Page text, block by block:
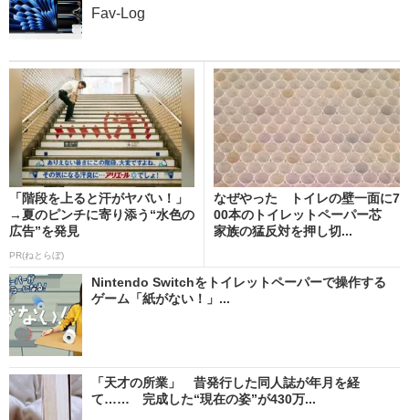
Fav-Log
「階段を上ると汗がヤバい！」
→夏のピンチに寄り添う“水色の
広告”を発見
PR(ねとらぼ)
なぜやった トイレの壁一面に7
00本のトイレットペーパー芯
家族の猛反対を押し切...
Nintendo Switchをトイレットペーパーで操作する
ゲーム「紙がない！」...
「天才の所業」 昔発行した同人誌が年月を経
て…… 完成した“現在の姿”が430万...